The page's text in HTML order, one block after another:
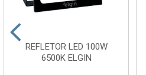
REFLETOR LED 100W
6500K ELGIN